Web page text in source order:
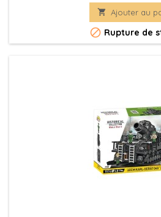
 Ajouter au
 Rupture de